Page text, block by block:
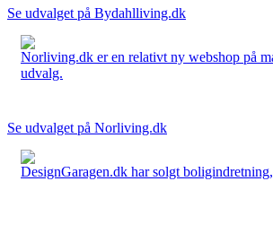
Se udvalget på Bydahlliving.dk
Norliving.dk er en relativt ny webshop på
udvalg.
Se udvalget på Norliving.dk
DesignGaragen.dk har solgt